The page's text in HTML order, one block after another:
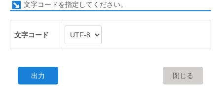
文字コードを指定してください。
文字コード